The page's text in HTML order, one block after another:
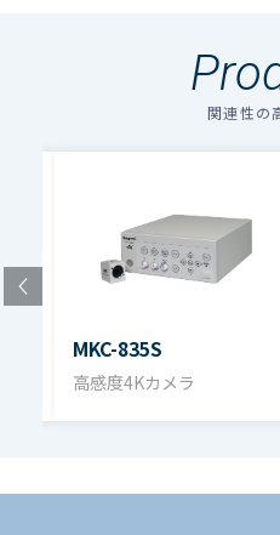
関連性の
MKC-835S
高感度4Kカメラ